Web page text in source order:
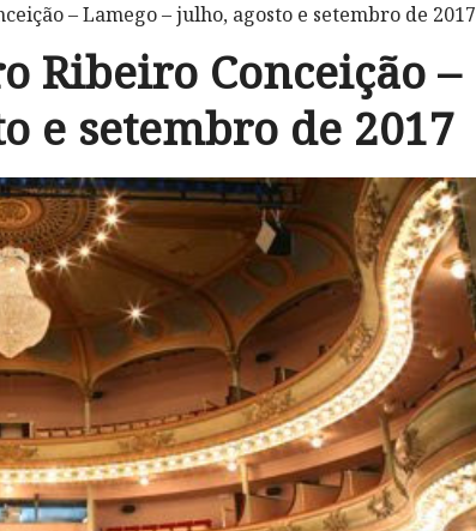
– Lamego – julho, agosto e setembro de 2017
Ribeiro Conceição –
e setembro de 2017